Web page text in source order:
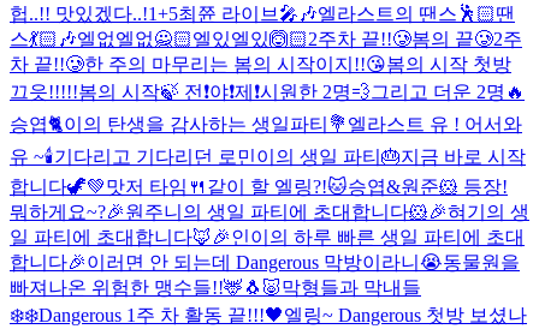
헙..!! 맛있겠다..!1+5최쮼 라이브🎤🎶엘라스트의 땐스🕺🏻땐
스💃🏻🎶엘없엘없🙅🏻엘있엘있🙆🏻2주차 끝!!🥲봄의 끝🥲2주
차 끝!!🥲한 주의 마무리는 봄의 시작이지!!😘봄의 시작 첫방
끄읏!!!!!봄의 시작🍃 전❗️야❗️제❗️시원한 2명💨그리고 더운 2명🔥
승엽🐈이의 탄생을 감사하는 생일파티💐 엘라스트 유 ! 어서와
유 ~🕯기다리고 기다리던 로민이의 생일 파티🎂지금 바로 시작
합니다🦖💚맛저 타임🍴같이 할 엘링?!🐱승엽&원준🐹 등장!
뭐하게요~?🎉원주니의 생일 파티에 초대합니다🐹🎉혀기의 생
일 파티에 초대합니다🦊🎉인이의 하루 빠른 생일 파티에 초대
합니다🎉이러면 안 되는데 Dangerous 막방이라니😭동물원을
빠져나온 위험한 맹수들!!🦌🐧🐷막형들과 막내들
❄️❄️Dangerous 1주 차 활동 끝!!!🖤엘링~ Dangerous 첫방 보셨나